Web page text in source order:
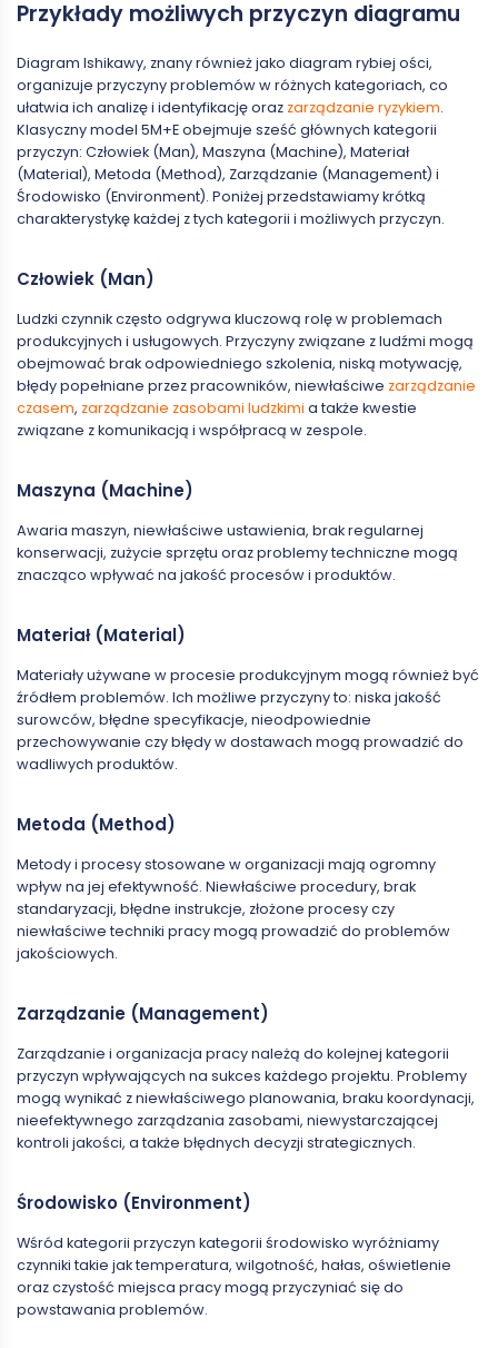
Przykłady możliwych przyczyn diagramu
Diagram Ishikawy, znany również jako diagram rybiej ości,
organizuje przyczyny problemów w różnych kategoriach, co
ułatwia ich analizę i identyfikację oraz zarządzanie ryzykiem.
Klasyczny model 5M+E obejmuje sześć głównych kategorii
przyczyn: Człowiek (Man), Maszyna (Machine), Materiał
(Material), Metoda (Method), Zarządzanie (Management) i
Środowisko (Environment). Poniżej przedstawiamy krótką
charakterystykę każdej z tych kategorii i możliwych przyczyn.
Człowiek (Man)
Ludzki czynnik często odgrywa kluczową rolę w problemach
produkcyjnych i usługowych. Przyczyny związane z ludźmi mogą
obejmować brak odpowiedniego szkolenia, niską motywację,
błędy popełniane przez pracowników, niewłaściwe zarządzanie
czasem, zarządzanie zasobami ludzkimi a także kwestie
związane z komunikacją i współpracą w zespole.
Maszyna (Machine)
Awaria maszyn, niewłaściwe ustawienia, brak regularnej
konserwacji, zużycie sprzętu oraz problemy techniczne mogą
znacząco wpływać na jakość procesów i produktów.
Materiał (Material)
Materiały używane w procesie produkcyjnym mogą również być
źródłem problemów. Ich możliwe przyczyny to: niska jakość
surowców, błędne specyfikacje, nieodpowiednie
przechowywanie czy błędy w dostawach mogą prowadzić do
wadliwych produktów.
Metoda (Method)
Metody i procesy stosowane w organizacji mają ogromny
wpływ na jej efektywność. Niewłaściwe procedury, brak
standaryzacji, błędne instrukcje, złożone procesy czy
niewłaściwe techniki pracy mogą prowadzić do problemów
jakościowych.
Zarządzanie (Management)
Zarządzanie i organizacja pracy należą do kolejnej kategorii
przyczyn wpływających na sukces każdego projektu. Problemy
mogą wynikać z niewłaściwego planowania, braku koordynacji,
nieefektywnego zarządzania zasobami, niewystarczającej
kontroli jakości, a także błędnych decyzji strategicznych.
Środowisko (Environment)
Wśród kategorii przyczyn kategorii środowisko wyróżniamy
czynniki takie jak temperatura, wilgotność, hałas, oświetlenie
oraz czystość miejsca pracy mogą przyczyniać się do
powstawania problemów.